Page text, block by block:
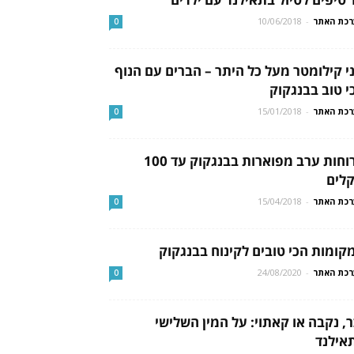
האתר -
10/06/2018
0
קילומטר מעל כל היתר – הברים עם הנוף
טוב בבנגקוק
האתר -
15/01/2018
0
ארוחות ערב מפוארות בבנגקוק עד 100
האתר -
15/04/2018
0
הכי טובים לקינוח בבנגקוק
האתר -
24/08/2020
0
נקבה או קאתוי: על המין השלישי